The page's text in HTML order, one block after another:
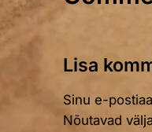
Lisa
Sinu e-
Nõutavad